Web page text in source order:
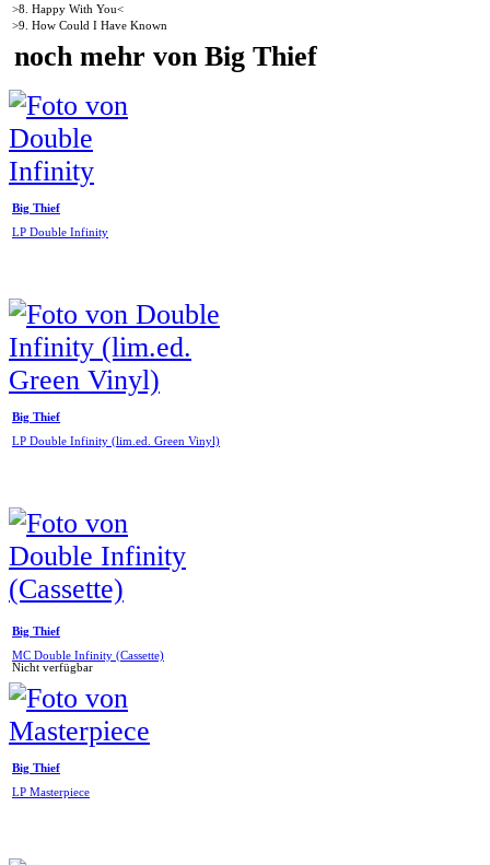
>8. Happy With You<
>9. How Could I Have Known
noch mehr von Big Thief
Big Thief
LP Double Infinity
Big Thief
LP Double Infinity (lim.ed. Green Vinyl)
Big Thief
MC Double Infinity (Cassette)
Nicht verfügbar
Big Thief
LP Masterpiece